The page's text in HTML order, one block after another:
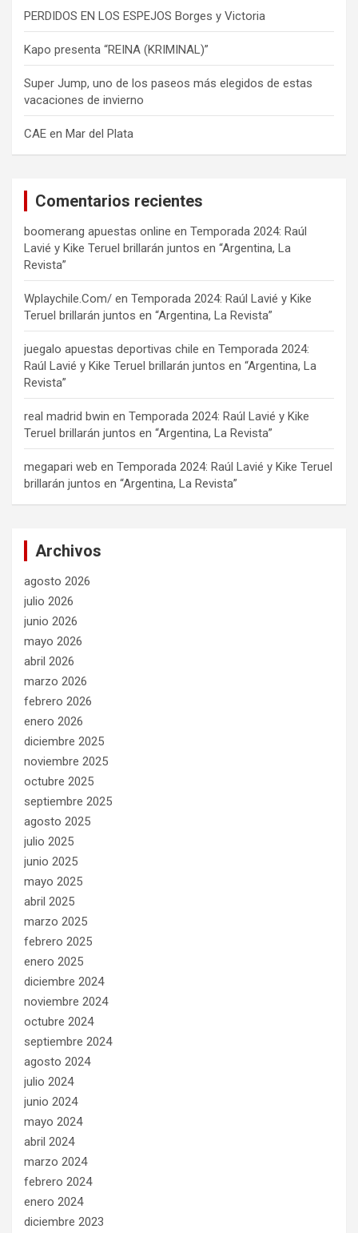
PERDIDOS EN LOS ESPEJOS Borges y Victoria
Kapo presenta “REINA (KRIMINAL)”
Super Jump, uno de los paseos más elegidos de estas
vacaciones de invierno
CAE en Mar del Plata
Comentarios recientes
boomerang apuestas online en Temporada 2024: Raúl
Lavié y Kike Teruel brillarán juntos en “Argentina, La
Revista”
Wplaychile.Com/ en Temporada 2024: Raúl Lavié y Kike
Teruel brillarán juntos en “Argentina, La Revista”
juegalo apuestas deportivas chile en Temporada 2024:
Raúl Lavié y Kike Teruel brillarán juntos en “Argentina, La
Revista”
real madrid bwin en Temporada 2024: Raúl Lavié y Kike
Teruel brillarán juntos en “Argentina, La Revista”
megapari web en Temporada 2024: Raúl Lavié y Kike Teruel
brillarán juntos en “Argentina, La Revista”
Archivos
agosto 2026
julio 2026
junio 2026
mayo 2026
abril 2026
marzo 2026
febrero 2026
enero 2026
diciembre 2025
noviembre 2025
octubre 2025
septiembre 2025
agosto 2025
julio 2025
junio 2025
mayo 2025
abril 2025
marzo 2025
febrero 2025
enero 2025
diciembre 2024
noviembre 2024
octubre 2024
septiembre 2024
agosto 2024
julio 2024
junio 2024
mayo 2024
abril 2024
marzo 2024
febrero 2024
enero 2024
diciembre 2023